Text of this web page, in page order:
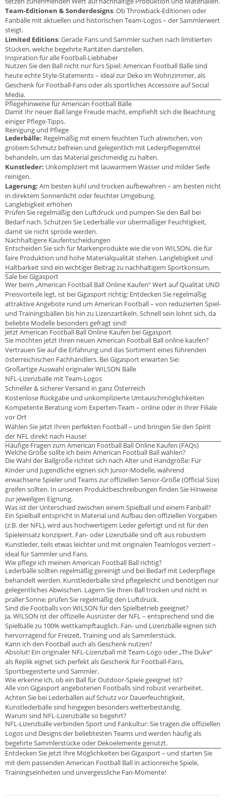
Team-Editionen & Sonderdesigns: Ob Throwback-Editionen oder
Fanbälle mit aktuellen und historischen Team-Logos – der Sammlerwert
steigt.
Limited Editions: Gerade Fans und Sammler suchen nach limitierten
Stücken, welche begehrte Raritäten darstellen.
Inspiration für alle Football-Liebhaber
Nutzen Sie den Ball nicht nur fürs Spiel: American Football Bälle sind
heute echte Style-Statements – ideal zur Deko im Wohnzimmer, als
Geschenk für Football-Fans oder als sportliches Accessoire auf Social
Media.
Pflegehinweise für American Football Bälle
Damit Ihr neuer Ball lange Freude macht, empfiehlt sich die Beachtung
einiger Pflege-Tipps.
Reinigung und Pflege
Lederbälle: Regelmäßig mit einem feuchten Tuch abwischen, von
grobem Schmutz befreien und gelegentlich mit Lederpflegemittel
behandeln, um das Material geschmeidig zu halten.
Kunstleder: Unkompliziert mit lauwarmem Wasser und milder Seife
reinigen.
Lagerung: Am besten kühl und trocken aufbewahren – am besten nicht
in direktem Sonnenlicht oder feuchter Umgebung.
Langlebigkeit erhöhen
Prüfen Sie regelmäßig den Luftdruck und pumpen Sie den Ball bei
Bedarf nach. Schützen Sie Lederbälle vor übermäßiger Feuchtigkeit,
damit sie nicht spröde werden.
Nachhaltigere Kaufentscheidungen
Entscheiden Sie sich für Markenprodukte wie die von WILSON, die für
faire Produktion und hohe Materialqualität stehen. Langlebigkeit und
Haltbarkeit sind ein wichtiger Beitrag zu nachhaltigem Sportkonsum.
Sale bei Gigasport
Wer beim „American Football Ball Online Kaufen“ Wert auf Qualität UND
Preisvorteile legt, ist bei Gigasport richtig: Entdecken Sie regelmäßig
attraktive Angebote rund um American Football – von reduzierten Spiel-
und Trainingsbällen bis hin zu Lizenzartikeln. Schnell sein lohnt sich, da
beliebte Modelle besonders gefragt sind!
Jetzt American Football Ball Online Kaufen bei Gigasport
Sie möchten jetzt Ihren neuen American Football Ball online kaufen?
Vertrauen Sie auf die Erfahrung und das Sortiment eines führenden
österreichischen Fachhändlers. Bei Gigasport erwarten Sie:
Großartige Auswahl originaler WILSON Bälle
NFL-Lizenzbälle mit Team-Logos
Schneller & sicherer Versand in ganz Österreich
Kostenlose Rückgabe und unkomplizierte Umtauschmöglichkeiten
Kompetente Beratung vom Experten-Team – online oder in Ihrer Filiale
vor Ort
Wählen Sie jetzt Ihren perfekten Football – und bringen Sie den Spirit
der NFL direkt nach Hause!
Häufige Fragen zum American Football Ball Online Kaufen (FAQs)
Welche Größe sollte ich beim American Football Ball wählen?
Die Wahl der Ballgröße richtet sich nach Alter und Handgröße: Für
Kinder und Jugendliche eignen sich Junior-Modelle, während
erwachsene Spieler und Teams zur offiziellen Senior-Größe (Official Size)
greifen sollten. In unseren Produktbeschreibungen finden Sie Hinweise
zur jeweiligen Eignung.
Was ist der Unterschied zwischen einem Spielball und einem Fanball?
Ein Spielball entspricht in Material und Aufbau den offiziellen Vorgaben
(z.B. der NFL), wird aus hochwertigem Leder gefertigt und ist für den
Spieleinsatz konzipiert. Fan- oder Lizenzbälle sind oft aus robustem
Kunstleder, teils etwas leichter und mit originalen Teamlogos verziert –
ideal für Sammler und Fans.
Wie pflege ich meinen American Football Ball richtig?
Lederbälle sollten regelmäßig gereinigt und bei Bedarf mit Lederpflege
behandelt werden. Kunstlederbälle sind pflegeleicht und benötigen nur
gelegentliches Abwischen. Lagern Sie Ihren Ball trocken und nicht in
praller Sonne; prüfen Sie regelmäßig den Luftdruck.
Sind die Footballs von WILSON für den Spielbetrieb geeignet?
Ja, WILSON ist der offizielle Ausrüster der NFL – entsprechend sind die
Spielbälle zu 100% wettkampftauglich. Fan- und Lizenzbälle eignen sich
hervorragend für Freizeit, Training und als Sammlerstück.
Kann ich den Football auch als Geschenk nutzen?
Absolut! Ein originaler NFL-Lizenzball mit Team-Logo oder „The Duke“
als Replik eignet sich perfekt als Geschenk für Football-Fans,
Sportbegeisterte und Sammler.
Wie erkenne ich, ob ein Ball für Outdoor-Spiele geeignet ist?
Alle von Gigasport angebotenen Footballs sind robust verarbeitet.
Achten Sie bei Lederbällen auf Schutz vor Dauerfeuchtigkeit,
Kunstlederbälle sind hingegen besonders wetterbeständig.
Warum sind NFL-Lizenzbälle so begehrt?
NFL-Lizenzbälle verbinden Sport und Fankultur: Sie tragen die offiziellen
Logos und Designs der beliebtesten Teams und werden häufig als
begehrte Sammlerstücke oder Dekoelemente genutzt.
Entdecken Sie jetzt Ihre Möglichkeiten bei Gigasport – und starten Sie
mit dem passenden American Football Ball in actionreiche Spiele,
Trainingseinheiten und unvergessliche Fan-Momente!